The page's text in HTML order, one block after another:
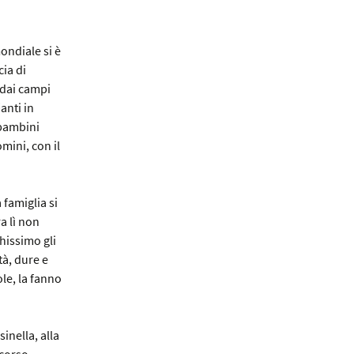
si è
di
campi
in
con il
famiglia si
lì non
gli
dure e
la fanno
alla